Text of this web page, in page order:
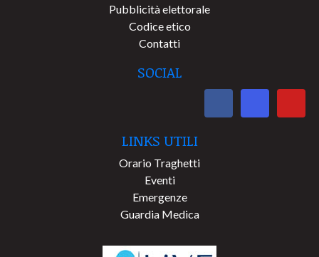
Pubblicità elettorale
Codice etico
Contatti
SOCIAL
LINKS UTILI
Orario Traghetti
Eventi
Emergenze
Guardia Medica